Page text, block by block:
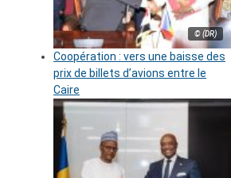
© (DR)
Coopération : vers une baisse des
prix de billets d’avions entre le
Caire